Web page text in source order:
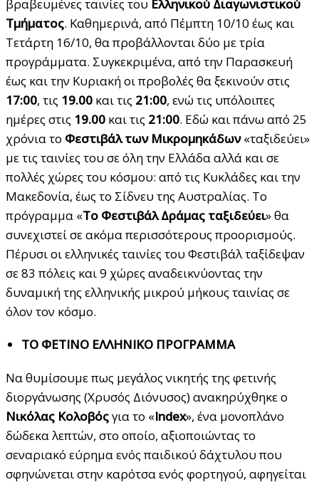
βραβευμένες ταινίες του Ελληνικού Διαγωνιστικού
Τμήματος. Καθημερινά, από Πέμπτη 10/10 έως και
Τετάρτη 16/10, θα προβάλλονται δύο με τρία
προγράμματα. Συγκεκριμένα, από την Παρασκευή
έως και την Κυριακή οι προβολές θα ξεκινούν στις
17:00, τις 19.00 και τις 21:00, ενώ τις υπόλοιπες
ημέρες στις 19.00 και τις 21:00. Εδώ και πάνω από 25
χρόνια το Φεστιβάλ των Μικρομηκάδων«ταξιδεύει»
με τις ταινίες του σε όλη την Ελλάδα αλλά και σε
πολλές χώρες του κόσμου: από τις Κυκλάδες και την
Μακεδονία, έως το Σίδνευ της Αυστραλίας. Το
πρόγραμμα «Το Φεστιβάλ Δράμας ταξιδεύει» θα
συνεχιστεί σε ακόμα περισσότερους προορισμούς.
Πέρυσι οι ελληνικές ταινίες του Φεστιβάλ ταξίδεψαν
σε 83 πόλεις και 9 χώρες αναδεικνύοντας την
δυναμική της ελληνικής μικρού μήκους ταινίας σε
όλον τον κόσμο.
ΤΟ ΦΕΤΙΝΟ ΕΛΛΗΝΙΚΟ ΠΡΟΓΡΑΜΜΑ
Να θυμίσουμε πως μεγάλος νικητής της φετινής
διοργάνωσης (Χρυσός Διόνυσος) ανακηρύχθηκε ο
Νικόλας Κολοβόςγια το «Index», ένα μονοπλάνο
δώδεκα λεπτών, στο οποίο, αξιοποιώντας το
σεναριακό εύρημα ενός παιδικού δάχτυλου που
σφηνώνεται στην καρότσα ενός φορτηγού, αφηγείται